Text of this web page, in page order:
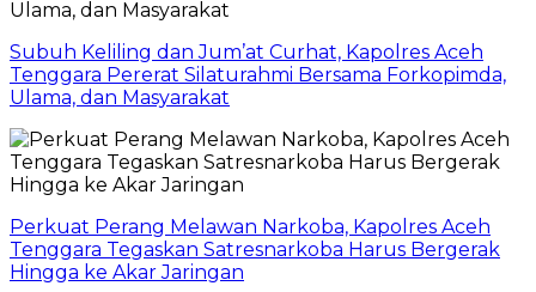
Subuh Keliling dan Jum’at Curhat, Kapolres Aceh
Tenggara Pererat Silaturahmi Bersama Forkopimda,
Ulama, dan Masyarakat
Perkuat Perang Melawan Narkoba, Kapolres Aceh
Tenggara Tegaskan Satresnarkoba Harus Bergerak
Hingga ke Akar Jaringan